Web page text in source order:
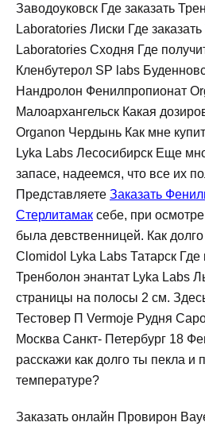
Заводоуковск Где заказать
Laboratories Лиски Где
Laboratories Сходня Где
Кленбутерол SP labs
Нандролон Фенилпропионат
Малоархангельск Какая
Organon Чердынь Как мне
Lyka Labs Лесосибирск Еще
запасе, надеемся, что все их
Представляете Заказать
Стерлитамак себе, при
была девственницей. Как
Clomidol Lyka Labs Татарск Где
Тренболон энантат Lyka Labs
страницы на полосы 2 см.
Тестовер П Vermoje Рудня
Москва Санкт- Петербург 18
расскажи как долго ты пекла и
температуре?
Заказать онлайн Провирон